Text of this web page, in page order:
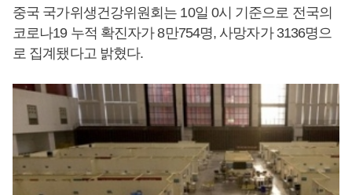
중국 국가위생건강위원회는 10일 0시 기준으로 전국의
코로나19 누적 확진자가 8만754명, 사망자가 3136명으
로 집계됐다고 밝혔다.